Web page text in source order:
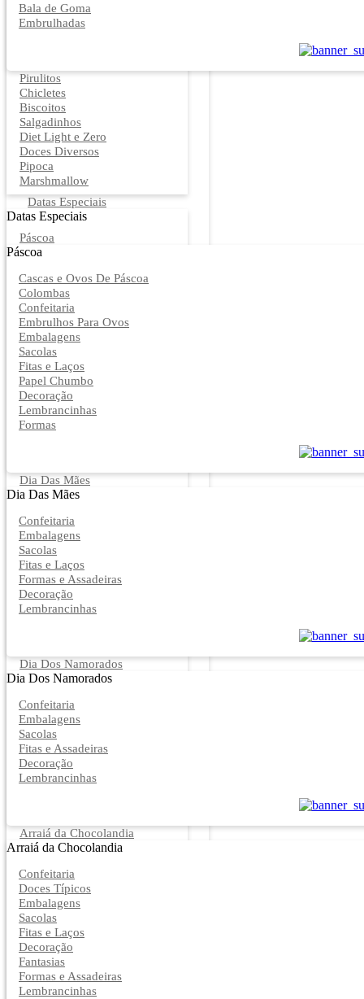
Bala de Goma
Embrulhadas
Pirulitos
Chicletes
Biscoitos
Salgadinhos
Diet Light e Zero
Doces Diversos
Pipoca
Marshmallow
Datas Especiais
Datas Especiais
Páscoa
Páscoa
Cascas e Ovos De Páscoa
Colombas
Confeitaria
Embrulhos Para Ovos
Embalagens
Sacolas
Fitas e Laços
Papel Chumbo
Decoração
Lembrancinhas
Formas
Dia Das Mães
Dia Das Mães
Confeitaria
Embalagens
Sacolas
Fitas e Laços
Formas e Assadeiras
Decoração
Lembrancinhas
Dia Dos Namorados
Dia Dos Namorados
Confeitaria
Embalagens
Sacolas
Fitas e Assadeiras
Decoração
Lembrancinhas
Arraiá da Chocolandia
Arraiá da Chocolandia
Confeitaria
Doces Típicos
Embalagens
Sacolas
Fitas e Laços
Decoração
Fantasias
Formas e Assadeiras
Lembrancinhas